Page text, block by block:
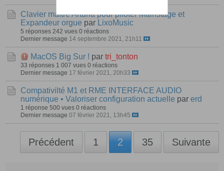
Clavier maître Arturia pour piloter Mainstage et
Expandeur orgue par LixoMusic
5 réponses 242 vues 0 réactions
Dernier message 14 septembre 2021, 21h11
MacOS Big Sur ! par tri_tonton
33 réponses 1 007 vues 0 réactions
Dernier message 17 février 2021, 20h33
Compativilté M1 et RME INTERFACE AUDIO
numérique • Valoriser configuration actuelle par erd
1 réponse 500 vues 0 réactions
Dernier message 07 février 2021, 13h45
Précédent 1 2 35 Suivante